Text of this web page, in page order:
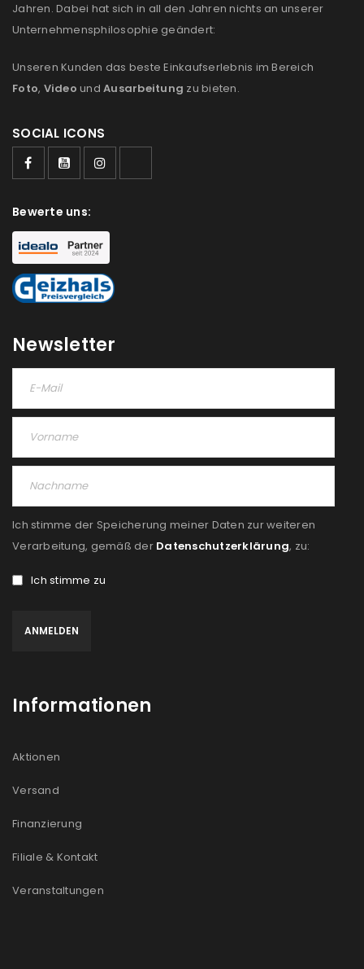
us
Ja, ich möchte ein Kundenkonto eröffnen und
Jahren. Dabei hat sich in all den Jahren nichts an unserer
Unternehmensphilosophie geändert:
Unseren Kunden das beste Einkaufserlebnis im Bereich
Foto, Video und Ausarbeitung zu bieten.
SOCIAL ICONS
Bewerte uns:
Newsletter
Ich stimme der Speicherung meiner Daten zur weiteren
Verarbeitung, gemäß der Datenschutzerklärung, zu:
Ich stimme zu
Informationen
Aktionen
Versand
Finanzierung
Filiale & Kontakt
Veranstaltungen